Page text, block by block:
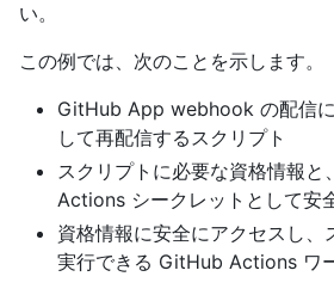
い。
この例では、次のことを示します。
GitHub App webhook の配信
して再配信するスクリプト
スクリプトに必要な資格情報
Actions シークレットとして安
資格情報に安全にアクセスし、
実行できる GitHub Actions ワ